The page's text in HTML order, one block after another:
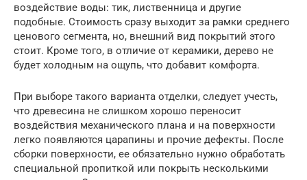
воздействие воды: тик, лиственница и другие
подобные. Стоимость сразу выходит за рамки среднего
ценового сегмента, но, внешний вид покрытий этого
стоит. Кроме того, в отличие от керамики, дерево не
будет холодным на ощупь, что добавит комфорта.
При выборе такого варианта отделки, следует учесть,
что древесина не слишком хорошо переносит
воздействия механического плана и на поверхности
легко появляются царапины и прочие дефекты. После
сборки поверхности, ее обязательно нужно обработать
специальной пропиткой или покрыть несколькими